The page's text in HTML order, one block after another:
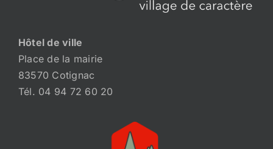
Hôtel de ville
Place de la mairie
83570 Cotignac
Tél. 04 94 72 60 20